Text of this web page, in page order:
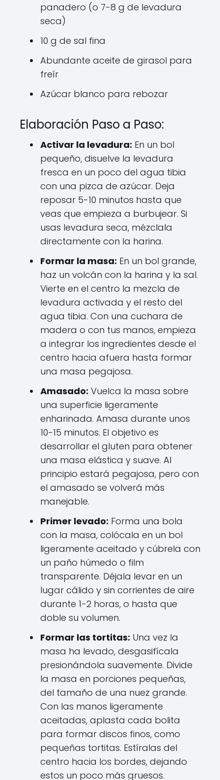
panadero (o 7-8 g de levadura
seca)
10 g de sal fina
Abundante aceite de girasol para
freír
Azúcar blanco para rebozar
Elaboración Paso a Paso:
Activar la levadura: En un bol
pequeño, disuelve la levadura
fresca en un poco del agua tibia
con una pizca de azúcar. Deja
reposar 5-10 minutos hasta que
veas que empieza a burbujear. Si
usas levadura seca, mézclala
directamente con la harina.
Formar la masa: En un bol grande,
haz un volcán con la harina y la sal.
Vierte en el centro la mezcla de
levadura activada y el resto del
agua tibia. Con una cuchara de
madera o con tus manos, empieza
a integrar los ingredientes desde el
centro hacia afuera hasta formar
una masa pegajosa.
Amasado: Vuelca la masa sobre
una superficie ligeramente
enharinada. Amasa durante unos
10-15 minutos. El objetivo es
desarrollar el gluten para obtener
una masa elástica y suave. Al
principio estará pegajosa, pero con
el amasado se volverá más
manejable.
Primer levado: Forma una bola
con la masa, colócala en un bol
ligeramente aceitado y cúbrela con
un paño húmedo o film
transparente. Déjala levar en un
lugar cálido y sin corrientes de aire
durante 1-2 horas, o hasta que
doble su volumen.
Formar las tortitas: Una vez la
masa ha levado, desgasifícala
presionándola suavemente. Divide
la masa en porciones pequeñas,
del tamaño de una nuez grande.
Con las manos ligeramente
aceitadas, aplasta cada bolita
para formar discos finos, como
pequeñas tortitas. Estíralas del
centro hacia los bordes, dejando
estos un poco más gruesos.